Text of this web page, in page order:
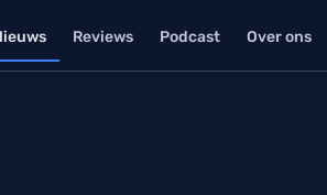
Reviews Podcast Over ons